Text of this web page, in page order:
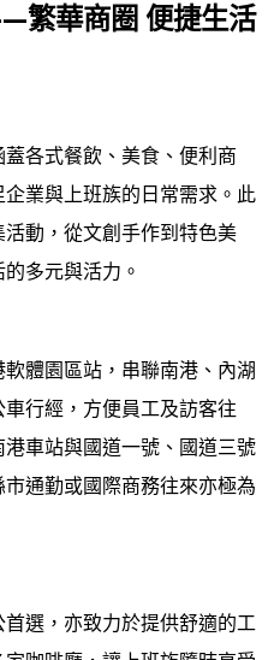
繁華商圈 便捷生活
各式餐飲、美食、便利商
業與上班族的日常需求。此
動，從文創手作到特色美
多元與活力。
體園區站，串聯南港、內湖
行經，方便員工及訪客往
車站與國道一號、國道三號
通勤或國際商務往來亦極為
選，亦致力於提供舒適的工